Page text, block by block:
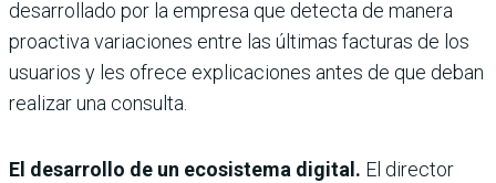
desarrollado por la empresa que detecta de manera
proactiva variaciones entre las últimas facturas de los
usuarios y les ofrece explicaciones antes de que deban
realizar una consulta.
El desarrollo de un ecosistema digital. El director